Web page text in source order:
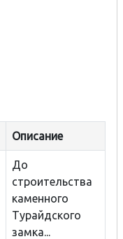
Описание
До
строительства
каменного
Турайдского
замка...